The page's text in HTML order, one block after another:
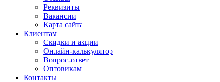
Реквизиты
Вакансии
Карта сайта
Клиентам
Скидки и акции
Онлайн-калькулятор
Вопрос-ответ
Оптовикам
Контакты